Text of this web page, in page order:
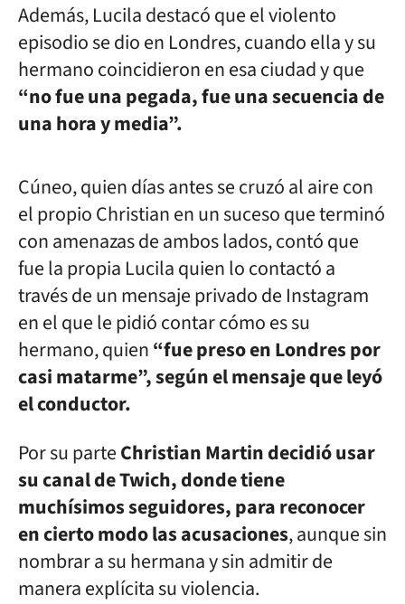
Además, Lucila destacó que el violento
episodio se dio en Londres, cuando ella y su
hermano coincidieron en esa ciudad y que
“no fue una pegada, fue una secuencia de
una hora y media”.
Cúneo, quien días antes se cruzó al aire con
el propio Christian en un suceso que terminó
con amenazas de ambos lados, contó que
fue la propia Lucila quien lo contactó a
través de un mensaje privado de Instagram
en el que le pidió contar cómo es su
hermano, quien“fue preso en Londres por
casi matarme”, según el mensaje que leyó
el conductor.
Por su parteChristian Martin decidió usar
su canal de Twich, donde tiene
muchísimos seguidores, para reconocer
en cierto modo las acusaciones, aunque sin
nombrar a su hermana y sin admitir de
manera explícita su violencia.